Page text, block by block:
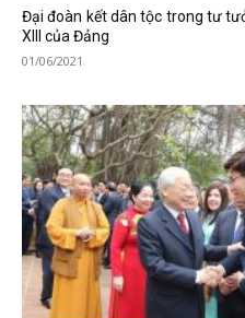
Đại đoàn kết dân tộc trong tư
XIII của Đảng
01/06/2021